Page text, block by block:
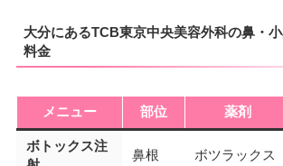
大分にあるTCB東京中央美容外科の鼻・
料金
メニュー 部位 薬剤
ボトックス注
鼻根 ボツラックス